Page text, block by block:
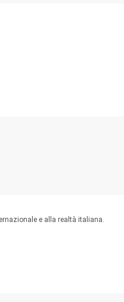
e alla realtà italiana.